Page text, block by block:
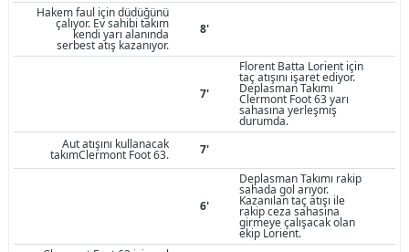
Hakem faul için düdüğünü
çalıyor. Ev sahibi takım
kendi yarı alanında
serbest atış kazanıyor.
8'
7'
Florent Batta Lorient için
taç atışını işaret ediyor.
Deplasman Takımı
Clermont Foot 63 yarı
sahasına yerleşmiş
durumda.
Aut atışını kullanacak
takımClermont Foot 63. 7'
6'
Deplasman Takımı rakip
sahada gol arıyor.
Kazanılan taç atışı ile
rakip ceza sahasına
girmeye çalışacak olan
ekip Lorient.